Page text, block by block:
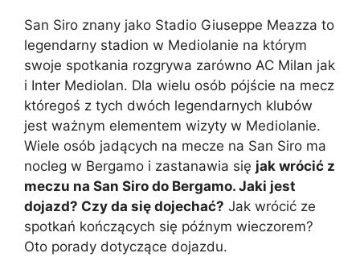
San Siro znany jako Stadio Giuseppe Meazza to
legendarny stadion w Mediolanie na którym
swoje spotkania rozgrywa zarówno AC Milan jak
i Inter Mediolan. Dla wielu osób pójście na mecz
któregoś z tych dwóch legendarnych klubów
jest ważnym elementem wizyty w Mediolanie.
Wiele osób jadących na mecze na San Siro ma
nocleg w Bergamo i zastanawia się jak wrócić z
meczu na San Siro do Bergamo. Jaki jest
dojazd? Czy da się dojechać? Jak wrócić ze
spotkań kończących się późnym wieczorem?
Oto porady dotyczące dojazdu.